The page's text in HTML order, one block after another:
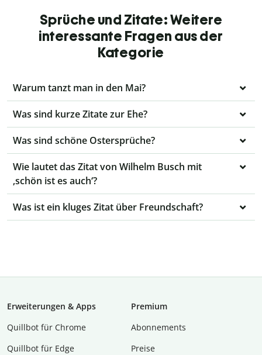
Sprüche und Zitate: Weitere
interessante Fragen aus der
Kategorie
Warum tanzt man in den Mai?
Was sind kurze Zitate zur Ehe?
Was sind schöne Ostersprüche?
Wie lautet das Zitat von Wilhelm Busch mit
‚schön ist es auch‘?
Was ist ein kluges Zitat über Freundschaft?
Erweiterungen & Apps
Quillbot für Chrome
Quillbot für Edge
Premium
Abon­ne­ments
Preise